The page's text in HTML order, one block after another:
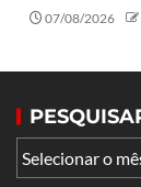
07/08/2026